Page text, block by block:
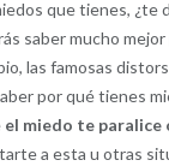
que tienes, ¿te
saber mucho
las famosas
por qué tienes
el miedo te paralice
a esta u otras